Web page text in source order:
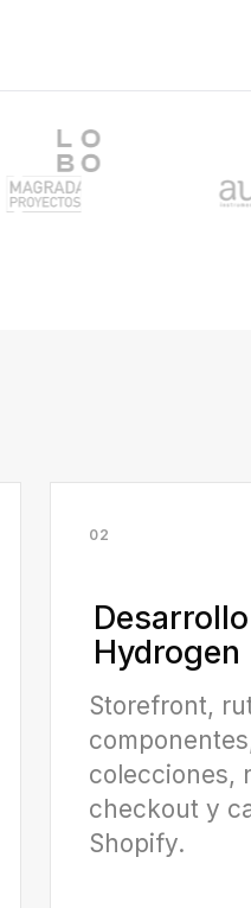
02
Desarrollo
Hydrogen
Storefront,
colecciones,
checkout y
Shopify.